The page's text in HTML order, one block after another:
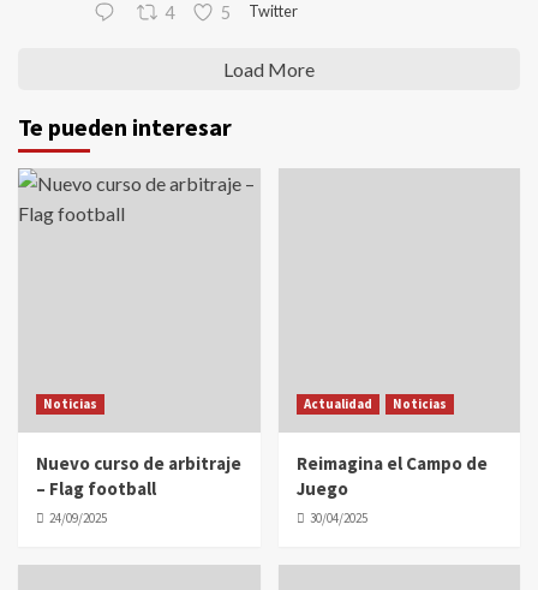
4 5 Twitter
Load More
Te pueden interesar
Noticias
Nuevo curso de arbitraje
– Flag football
24/09/2025
Actualidad Noticias
Reimagina el Campo de
Juego
30/04/2025